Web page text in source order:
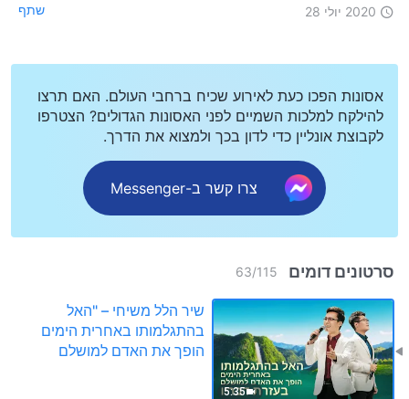
2020 יולי 28 שתף
אסונות הפכו כעת לאירוע שכיח ברחבי העולם. האם תרצו
להילקח למלכות השמיים לפני האסונות הגדולים? הצטרפו
לקבוצת אונליין כדי לדון בכך ולמצוא את הדרך.
צרו קשר ב-Messenger
סרטונים דומים 63/115
5:35
שיר הלל משיחי – "האל
בהתגלמותו באחרית הימים
הופך את האדם למושלם